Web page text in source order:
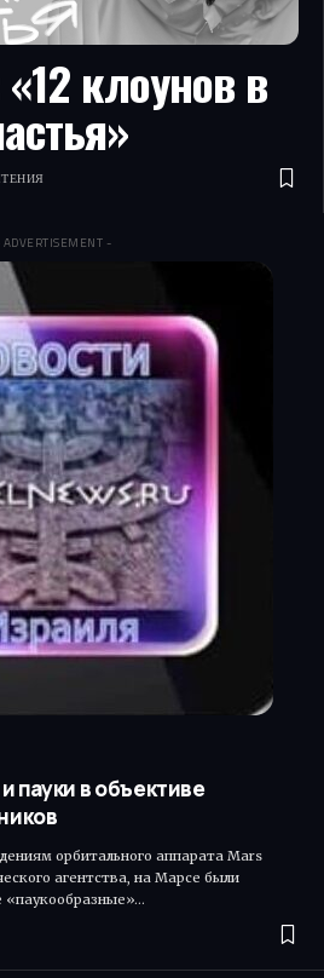
клоунов в
ADVERTISEMENT -
пауки в объективе
орбитального аппарата Mars
агентства, на Марсе были